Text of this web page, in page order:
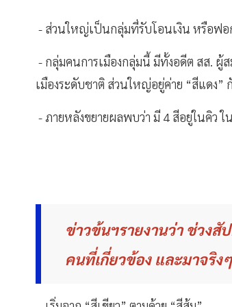
- ส่วนใหญ่เป็นกลุ่มที่รับโอนเงิน หรือฟอ
- กลุ่มคนการเมืองกลุ่มนี้ มีทั้งอดีต สส. ผู้
เมืองระดับชาติ ส่วนใหญ่อยู่ค่าย “สีแดง”
- ภายหลังขยายผลพบว่า มี 4 สีอยู่ในคิว ใ
ข่าวข้นฯรายงานว่า ช่วงสั
คนที่เกี่ยวข้อง และมาจริง